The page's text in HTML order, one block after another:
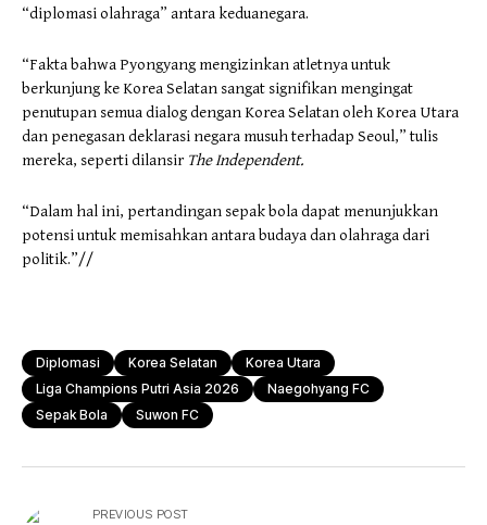
“diplomasi olahraga” antara keduanegara.
“Fakta bahwa Pyongyang mengizinkan atletnya untuk
berkunjung ke Korea Selatan sangat signifikan mengingat
penutupan semua dialog dengan Korea Selatan oleh Korea Utara
dan penegasan deklarasi negara musuh terhadap Seoul,” tulis
mereka, seperti dilansir The Independent.
“Dalam hal ini, pertandingan sepak bola dapat menunjukkan
potensi untuk memisahkan antara budaya dan olahraga dari
politik.”//
Diplomasi Korea Selatan
Korea Utara
Liga Champions Putri Asia 2026
Naegohyang FC
Sepak Bola
Suwon FC
PREVIOUS POST